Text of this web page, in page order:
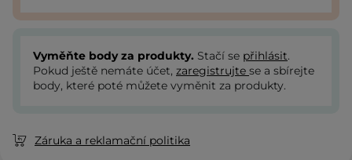
Vyměňte body za produkty. Stačí se přihlásit.
Pokud ještě nemáte účet, zaregistrujte se a sbírejte
body, které poté můžete vyměnit za produkty.
Záruka a reklamační politika